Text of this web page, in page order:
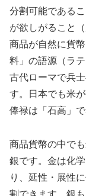
分割可能である
が欲しがること
商品が自然に貨
料」の語源（ラ
古代ローマで兵
す。日本でも米
俸禄は「石高」
商品貨幣の中で
銀です。金は化
り、延性・展性
割できます。銀